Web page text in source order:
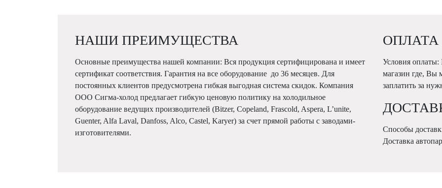
НАШИ ПРЕИМУЩЕСТВА
Основные преимущества нашей компании: Вся продукция сертифицирована и имеет
сертификат соответствия. Гарантия на все оборудование до 36 месяцев. Для
постоянных клиентов предусмотрена гибкая выгодная система скидок. Компания
ООО Сигма-холод предлагает гибкую ценовую политику на холодильное
оборудование ведущих производителей (Bitzer, Copeland, Frascold, Aspera, L’unite,
Guenter, Alfa Laval, Danfoss, Alco, Castel, Karyer) за счет прямой работы с заводами-
изготовителями.
ОПЛАТА
Условия
магазин где, Вы
заплатить за
Способы
Доставка